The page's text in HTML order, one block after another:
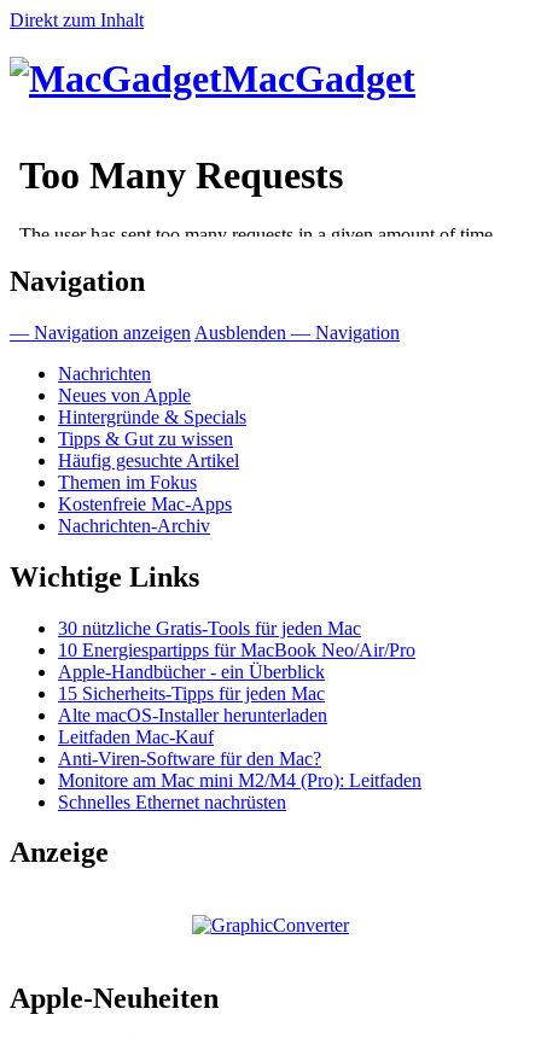
Direkt zum Inhalt
MacGadget
Navigation
— Navigation anzeigen Ausblenden — Navigation
Nachrichten
Neues von Apple
Hintergründe & Specials
Tipps & Gut zu wissen
Häufig gesuchte Artikel
Themen im Fokus
Kostenfreie Mac-Apps
Nachrichten-Archiv
Wichtige Links
30 nützliche Gratis-Tools für jeden Mac
10 Energiespartipps für MacBook Neo/Air/Pro
Apple-Handbücher - ein Überblick
15 Sicherheits-Tipps für jeden Mac
Alte macOS-Installer herunterladen
Leitfaden Mac-Kauf
Anti-Viren-Software für den Mac?
Monitore am Mac mini M2/M4 (Pro): Leitfaden
Schnelles Ethernet nachrüsten
Anzeige
Apple-Neuheiten